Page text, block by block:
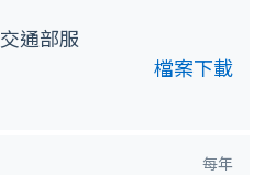
通部服
檔案下載
每年